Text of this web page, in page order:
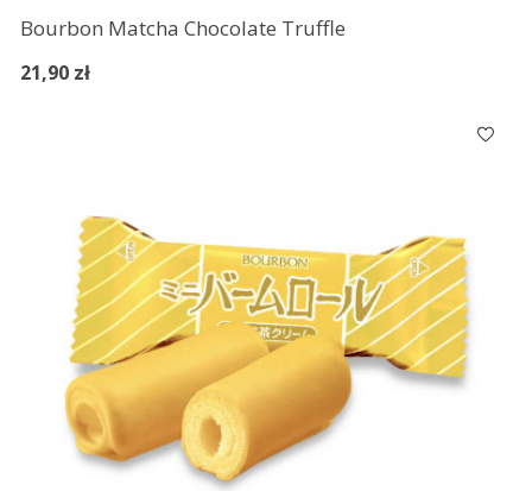
Bourbon Matcha Chocolate Truffle
21,90 zł